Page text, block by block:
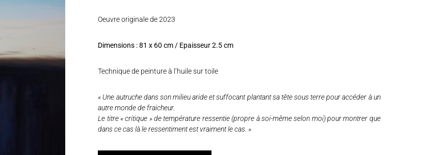
Oeuvre originale de 2023
Dimensions : 81 x 60 cm / Epaisseur 2.5 cm
Technique de peinture à l’huile sur toile
« Une autruche dans son milieu aride et suffocant plantant sa tête sous terre pour accéder à un
autre monde de fraicheur.
Le titre « critique » de température ressentie (propre à soi-même selon moi) pour montrer que
dans ce cas là le ressentiment est vraiment le cas. »